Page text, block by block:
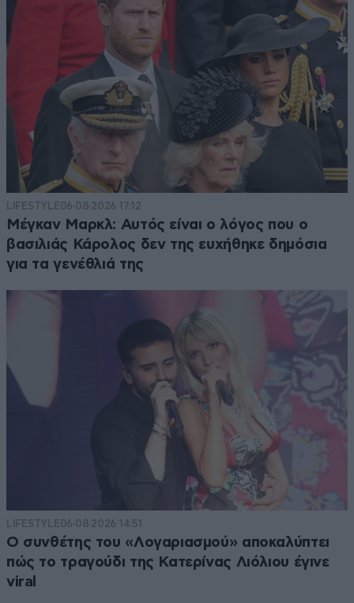
LIFESTYLE06·08·2026 17:12
Μέγκαν Μαρκλ: Αυτός είναι ο λόγος που ο
βασιλιάς Κάρολος δεν της ευχήθηκε δημόσια
για τα γενέθλιά της
LIFESTYLE06·08·2026 14:51
Ο συνθέτης του «Λογαριασμού» αποκαλύπτει
πώς το τραγούδι της Κατερίνας Λιόλιου έγινε
viral